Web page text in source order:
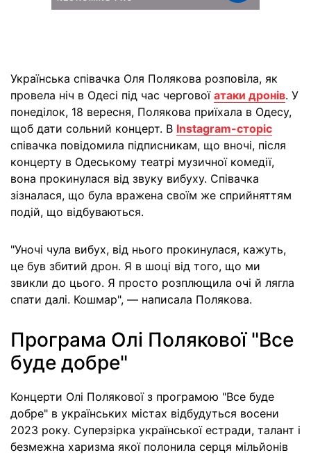
Українська співачка Оля Полякова розповіла, як
провела ніч в Одесі під час чергової атаки дронів. У
понеділок, 18 вересня, Полякова приїхала в Одесу,
щоб дати сольний концерт. В Instagram-сторіс
співачка повідомила підписникам, що вночі, після
концерту в Одеському театрі музичної комедії,
вона прокинулася від звуку вибуху. Співачка
зізналася, що була вражена своїм же сприйняттям
подій, що відбуваються.
"Уночі чула вибух, від нього прокинулася, кажуть,
це був збитий дрон. Я в шоці від того, що ми
звикли до цього. Я просто розплющила очі й лягла
спати далі. Кошмар", — написала Полякова.
Програма Олі Полякової "Все
буде добре"
Концерти Олі Полякової з програмою "Все буде
добре" в українських містах відбудуться восени
2023 року. Суперзірка української естради, талант і
безмежна харизма якої полонила серця мільйонів